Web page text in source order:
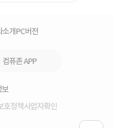
소개PC버전
컴퓨존 APP
보
호정책사업자확인